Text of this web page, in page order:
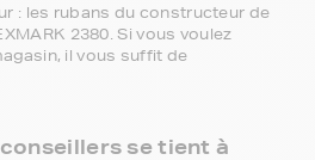
: les rubans du constructeur de
2380. Si vous voulez
il vous suffit de
se tient à